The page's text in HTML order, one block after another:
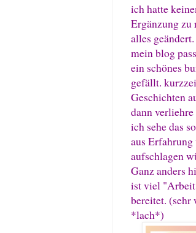
ich hatte
Ergänzung zu
alles
mein blog
ein schönes
gefällt.
Geschichten
dann
ich sehe das
aus
aufschlagen
Ganz anders
ist viel
bereitet. (sehr
*lach*)